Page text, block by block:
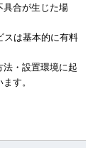
合が生じた場
スは基本的に有料
・設置環境に起
す。